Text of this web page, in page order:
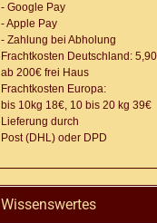
- Google Pay
- Apple Pay
- Zahlung bei Abholung
Frachtkosten Deutschland:
ab 200€ frei Haus
Frachtkosten Europa:
bis 10kg 18€, 10 bis 20 kg 39€
Lieferung durch
Post (DHL) oder DPD
Wissenswertes